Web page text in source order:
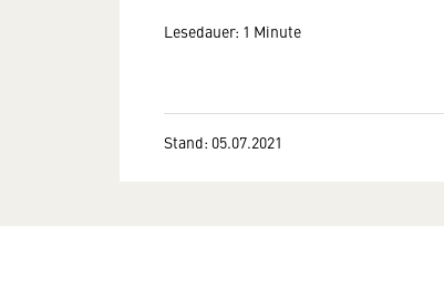
Lesedauer: 1 Minute
Stand: 05.07.2021